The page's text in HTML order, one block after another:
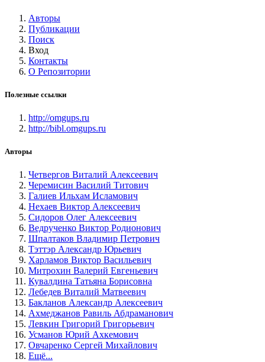
Авторы
Публикации
Поиск
Вход
Контакты
О Репозитории
Полезные ссылки
http://omgups.ru
http://bibl.omgups.ru
Авторы
Четвергов Виталий Алексеевич
Черемисин Василий Титович
Галиев Ильхам Исламович
Нехаев Виктор Алексеевич
Сидоров Олег Алексеевич
Ведрученко Виктор Родионович
Шпалтаков Владимир Петрович
Тэттэр Александр Юрьевич
Харламов Виктор Васильевич
Митрохин Валерий Евгеньевич
Кувалдина Татьяна Борисовна
Лебедев Виталий Матвеевич
Бакланов Александр Алексеевич
Ахмеджанов Равиль Абдраманович
Левкин Григорий Григорьевич
Усманов Юрий Ахкемович
Овчаренко Сергей Михайлович
Ещё...